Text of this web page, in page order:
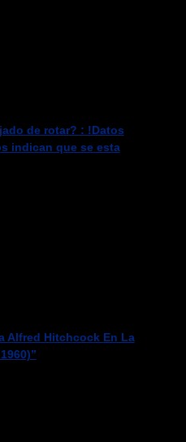
de rotar? : !Datos
indican que se esta
Alfred Hitchcock En La